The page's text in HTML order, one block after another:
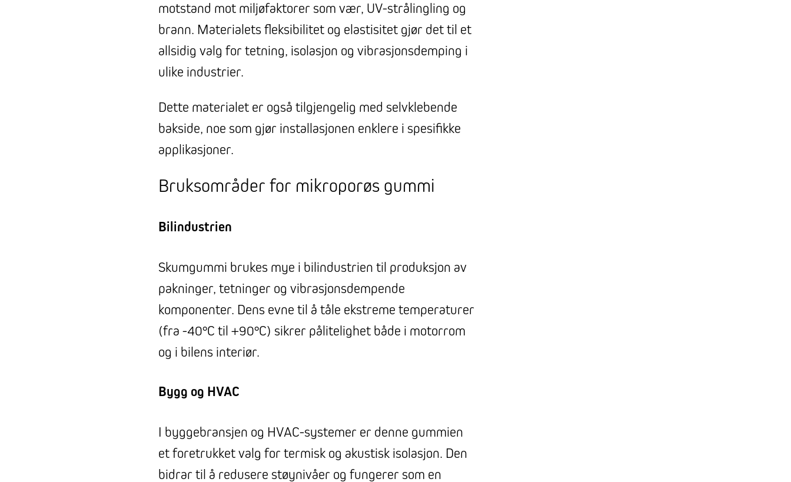
motstand mot miljøfaktorer som vær, UV-strålingling og
brann. Materialets fleksibilitet og elastisitet gjør det til et
allsidig valg for tetning, isolasjon og vibrasjonsdemping i
ulike industrier.
Dette materialet er også tilgjengelig med selvklebende
bakside, noe som gjør installasjonen enklere i spesifikke
applikasjoner.
Bruksområder for mikroporøs gummi
Bilindustrien
Skumgummi brukes mye i bilindustrien til produksjon av
pakninger, tetninger og vibrasjonsdempende
komponenter. Dens evne til å tåle ekstreme temperaturer
(fra -40°C til +90°C) sikrer pålitelighet både i motorrom
og i bilens interiør.
Bygg og HVAC
I byggebransjen og HVAC-systemer er denne gummien
et foretrukket valg for termisk og akustisk isolasjon. Den
bidrar til å redusere støynivåer og fungerer som en